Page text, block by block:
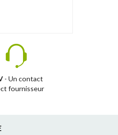
- Un contact
fournisseur